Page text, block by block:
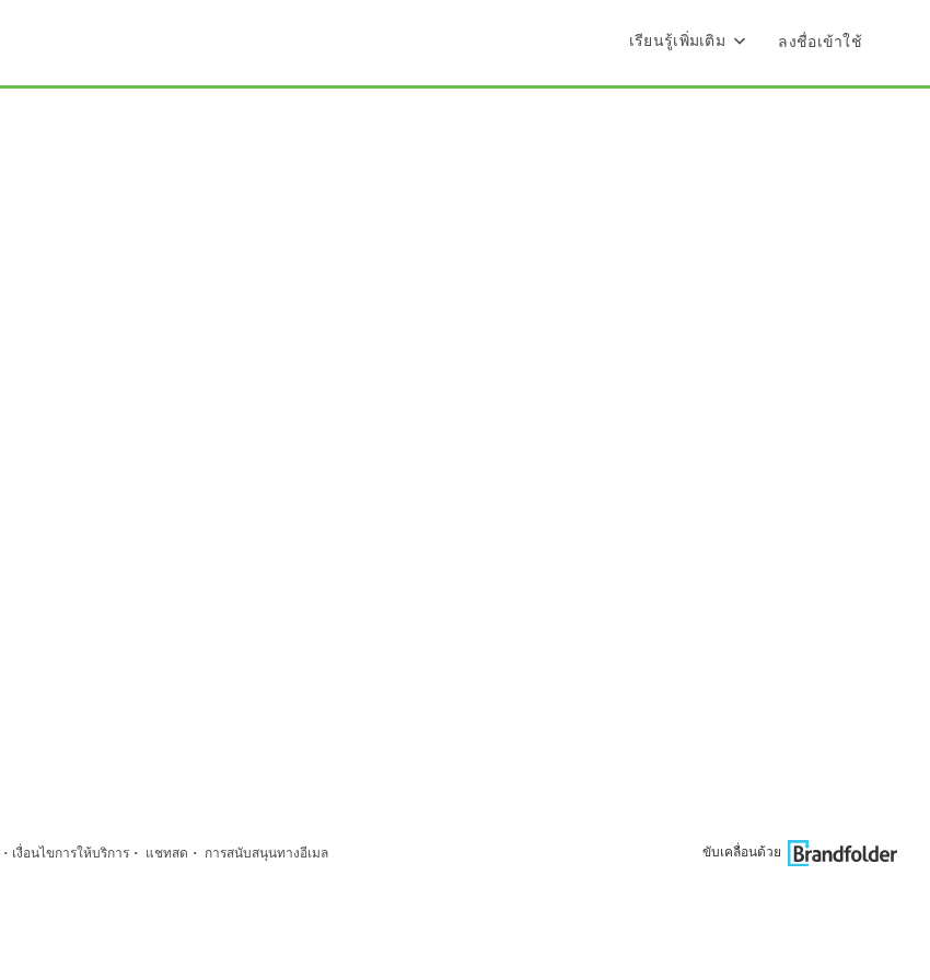
เรียนรู้เพิ่มเติม ลงชื่อเข้าใช้
· เงื่อนไขการให้บริการ · แชทสด · การสนับสนุนทางอีเมล ขับเคลื่อนด้วย